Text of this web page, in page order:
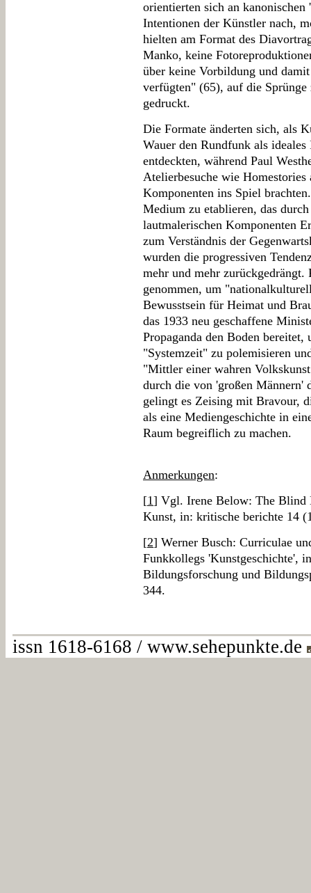
orientierten sich an
Intentionen der Künstler nach,
hielten am Format des
Manko, keine
über keine Vorbildung und
verfügten" (65), auf die
gedruckt.
Die Formate änderten sich, als
Wauer den Rundfunk als
entdeckten, während Paul
Atelierbesuche wie
Komponenten ins Spiel
Medium zu etablieren, das
lautmalerischen Komponenten
zum Verständnis der
wurden die progressiven
mehr und mehr
genommen, um
Bewusstsein für Heimat und
das 1933 neu geschaffene
Propaganda den Boden
"Systemzeit" zu polemisieren
"Mittler einer wahren
durch die von 'großen Männern'
gelingt es Zeising mit Bravour,
als eine Mediengeschichte in
Raum begreiflich zu machen.
Anmerkungen:
[1] Vgl. Irene Below: The Blind
Kunst, in: kritische berichte 14
[2] Werner Busch: Curriculae
Funkkollegs 'Kunstgeschichte',
Bildungsforschung und
344.
issn 1618-6168 / www.sehepunkte.de